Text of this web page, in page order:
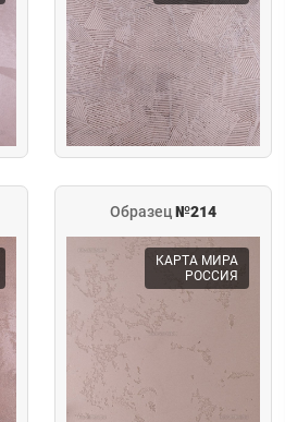
Образец№214
КАРТА МИРА
РОССИЯ